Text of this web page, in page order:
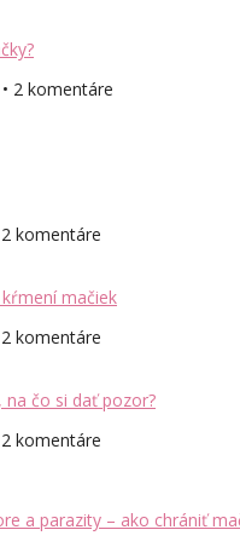
2 komentáre
komentáre
mačiek
komentáre
čo si dať pozor?
komentáre
a parazity – ako chrániť